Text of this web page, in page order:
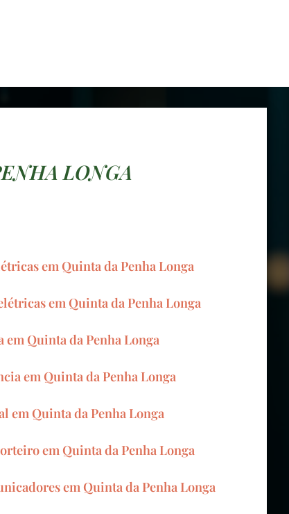
LONGA
em Quinta da Penha Longa
em Quinta da Penha Longa
em Quinta da Penha Longa
em Quinta da Penha Longa
em Quinta da Penha Longa
em Quinta da Penha Longa
em Quinta da Penha Longa